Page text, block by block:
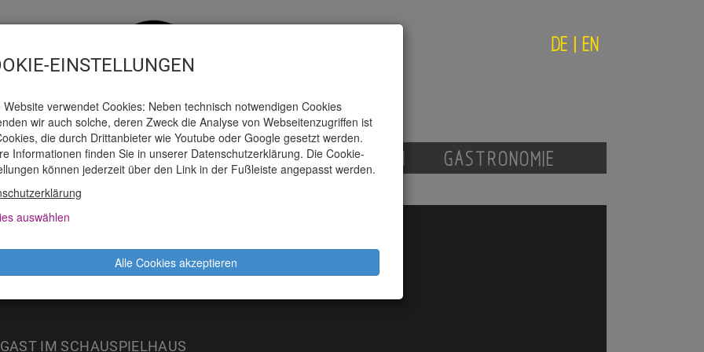
DE EN
TICKETS PRESSE MAGAZIN GASTRONOMIE
2022: DJIBRIL SALL (US/SN)
IM SCHAUSPIELHAUS
EINSTELLUNGEN
Website verwendet Cookies: Neben technisch notwendigen Cookies
wir auch solche, deren Zweck die Analyse von Webseitenzugriffen ist
die durch Drittanbieter wie Youtube oder Google gesetzt werden.
Informationen finden Sie in unserer Datenschutzerklärung. Die Cookie-
können jederzeit über den Link in der Fußleiste angepasst werden.
auswählen
Alle Cookies akzeptieren